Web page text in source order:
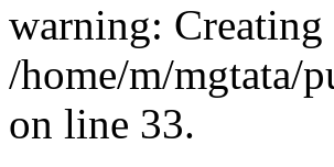
warning:
/home/m/mgtata/
on line 33.